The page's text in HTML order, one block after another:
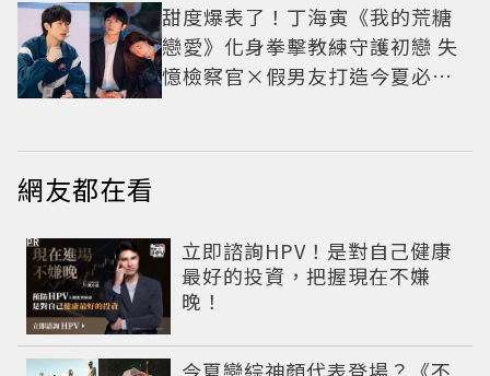
甜度爆表了！丁海寅《我的荒糖
戀愛》化身拳擊教練守護初戀 失
憶檢察官×假男友打造今夏必看
網友都在看
立即諮詢HPV！是對自己健康
最好的投資，把握現在不嫌
晚！
PR